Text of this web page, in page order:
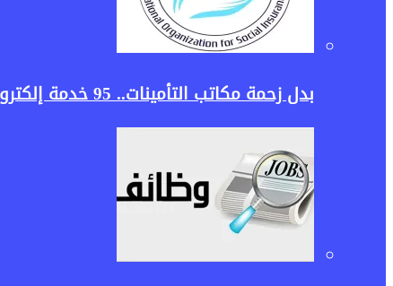
بدل زحمة مكاتب التأمينات.. 95 خدمة إلكترونية في منصة جديدة توفر عليك المشوار